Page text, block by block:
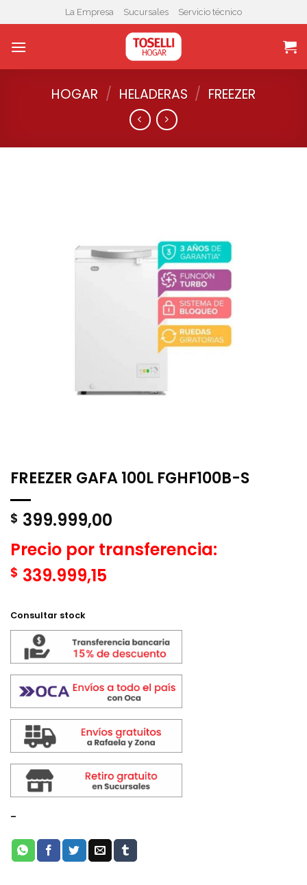
to
content
La Empresa Sucursales Servicio técnico
HOGAR / HELADERAS / FREEZER
FREEZER GAFA 100L FGHF100B-S
$ 399.999,00
Precio por transferencia:
$ 339.999,15
Consultar stock
-